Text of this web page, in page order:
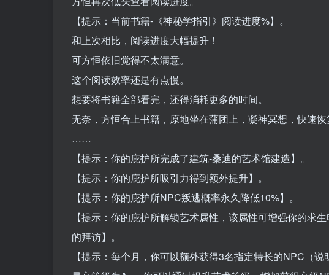
【提示：当前书籍-《神秘学指引》阅读进度%】。
和上次相比，阅读进度大幅提升！
可方恒依旧觉得不太满意。
这个阅读效率还是有点慢。
想要将书籍全部看完，还得消耗更多的时间。
无奈，方恒合上书籍，原地坐在蒲团上，凝神冥想，快速恢
……
【提示：你的庇护所完成了建筑-桑迪的艺术馆建造】。
【提示：你的庇护所吸引力得到额外提升】。
【提示：你的庇护所NPC叛逃概率永久降低10%】。
【提示：你的庇护所解锁艺术属性，该属性可增强你的求
的拜访】。
【提示：每个月，你可以额外获得3名指定特长的NPC（